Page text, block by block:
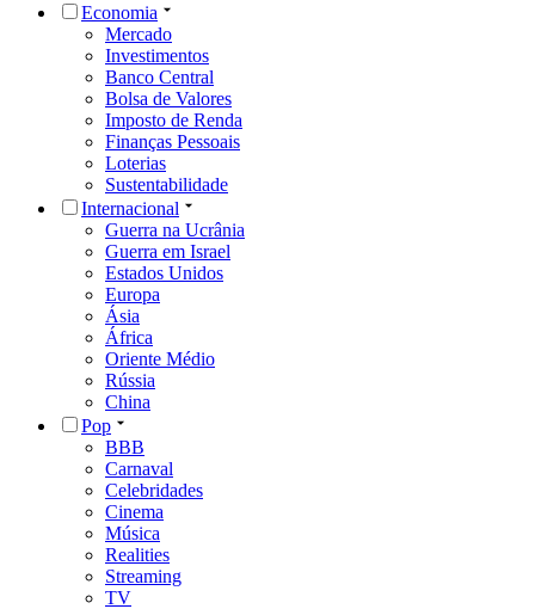
Economia
Mercado
Investimentos
Banco Central
Bolsa de Valores
Imposto de Renda
Finanças Pessoais
Loterias
Sustentabilidade
Internacional
Guerra na Ucrânia
Guerra em Israel
Estados Unidos
Europa
Ásia
África
Oriente Médio
Rússia
China
Pop
BBB
Carnaval
Celebridades
Cinema
Música
Realities
Streaming
TV